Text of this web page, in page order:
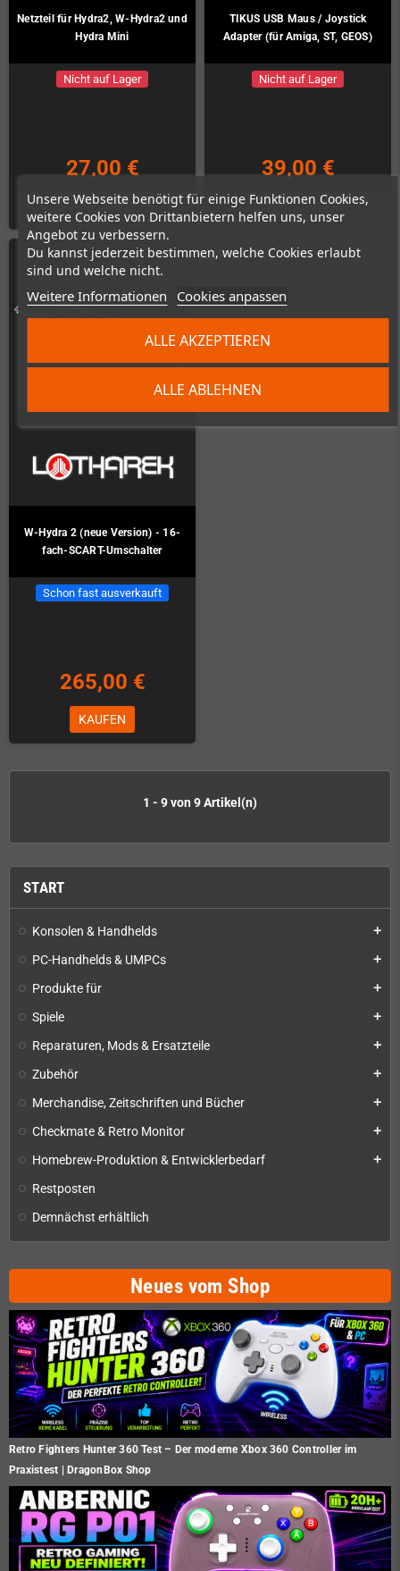
Unsere Webseite benötigt für einige Funktionen Cookies,
weitere Cookies von Drittanbietern helfen uns, unser
Angebot zu verbessern.
Du kannst jederzeit bestimmen, welche Cookies erlaubt
sind und welche nicht.
Weitere Informationen Cookies anpassen
ALLE ABLEHNEN
ALLE AKZEPTIEREN
START
Konsolen & Handhelds add
PC-Handhelds & UMPCs add
Produkte für add
Spiele add
Reparaturen, Mods & Ersatzteile add
Zubehör add
Merchandise, Zeitschriften und Bücher add
Checkmate & Retro Monitor add
Homebrew-Produktion & Entwicklerbedarf add
Restposten
Demnächst erhältlich
Neues vom Shop
Retro Fighters Hunter 360 Test – Der moderne Xbox 360 Controller im
Praxistest | DragonBox Shop
Netzteil für Hydra2, W-Hydra2 und
Hydra Mini
Nicht auf Lager
27,00 €
ZUM PRODUKT
TIKUS USB Maus / Joystick
Adapter (für Amiga, ST, GEOS)
Nicht auf Lager
39,00 €
ZUM PRODUKT
W-Hydra 2 (neue Version) - 16-
fach-SCART-Umschalter
Schon fast ausverkauft
265,00 €
KAUFEN
1 - 9 von 9 Artikel(n)